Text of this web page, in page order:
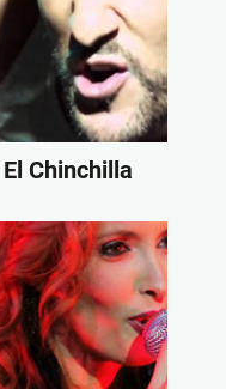
El Chinchilla